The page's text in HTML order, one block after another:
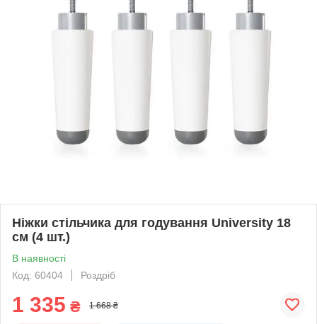
Ніжки стільчика для годування University 18
см (4 шт.)
В наявності
Код: 60404
Роздріб
1 335 ₴ 1 668 ₴